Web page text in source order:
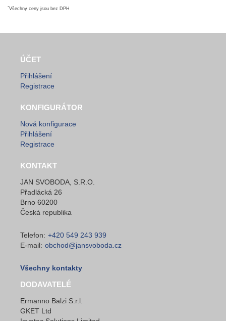
*Všechny ceny jsou bez DPH
ÚČET
Přihlášení
Registrace
KONFIGURÁTOR
Nová konfigurace
Přihlášení
Registrace
KONTAKT
JAN SVOBODA, S.R.O.
Přadlácká 26
Brno 60200
Česká republika
Telefon: +420 549 243 939
E-mail: obchod@jansvoboda.cz
Všechny kontakty
DODAVATELÉ
Ermanno Balzi S.r.l.
GKET Ltd